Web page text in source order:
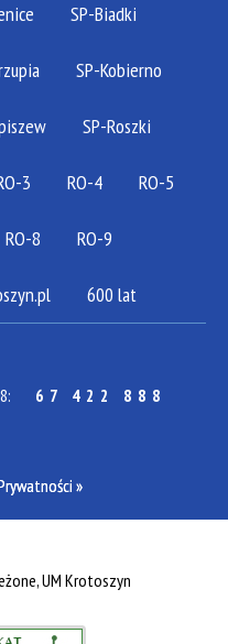
SP-Biadki
SP-Kobierno
SP-Roszki
3 RO-4 RO-5
RO-8 RO-9
600 lat
67 422 888
»
UM Krotoszyn